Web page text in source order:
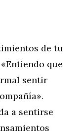
de tu
que
sentir
a sentirse